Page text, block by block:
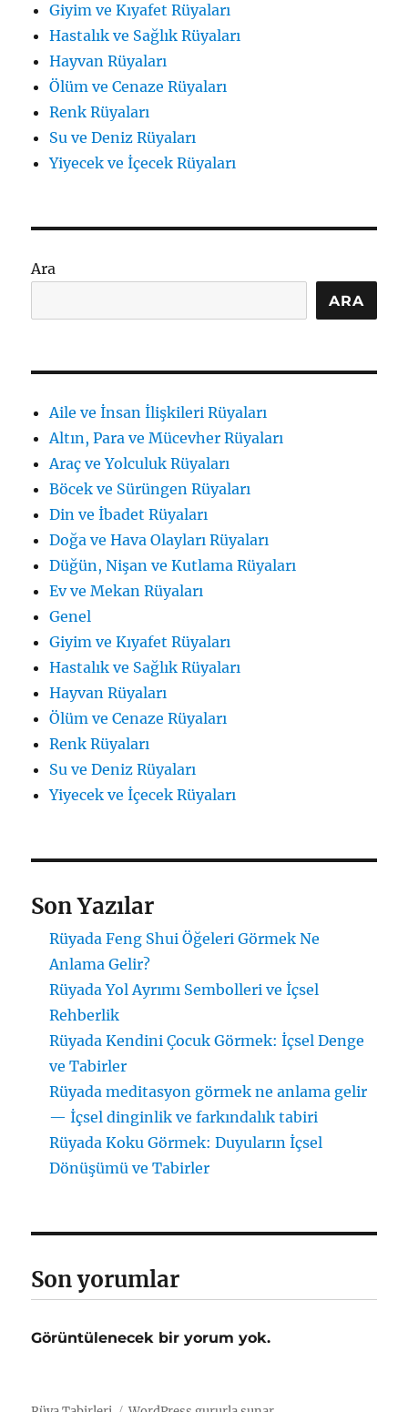
Giyim ve Kıyafet Rüyaları
Hastalık ve Sağlık Rüyaları
Hayvan Rüyaları
Ölüm ve Cenaze Rüyaları
Renk Rüyaları
Su ve Deniz Rüyaları
Yiyecek ve İçecek Rüyaları
Ara
ARA
Aile ve İnsan İlişkileri Rüyaları
Altın, Para ve Mücevher Rüyaları
Araç ve Yolculuk Rüyaları
Böcek ve Sürüngen Rüyaları
Din ve İbadet Rüyaları
Doğa ve Hava Olayları Rüyaları
Düğün, Nişan ve Kutlama Rüyaları
Ev ve Mekan Rüyaları
Genel
Giyim ve Kıyafet Rüyaları
Hastalık ve Sağlık Rüyaları
Hayvan Rüyaları
Ölüm ve Cenaze Rüyaları
Renk Rüyaları
Su ve Deniz Rüyaları
Yiyecek ve İçecek Rüyaları
Son Yazılar
Rüyada Feng Shui Öğeleri Görmek Ne
Anlama Gelir?
Rüyada Yol Ayrımı Sembolleri ve İçsel
Rehberlik
Rüyada Kendini Çocuk Görmek: İçsel Denge
ve Tabirler
Rüyada meditasyon görmek ne anlama gelir
— İçsel dinginlik ve farkındalık tabiri
Rüyada Koku Görmek: Duyuların İçsel
Dönüşümü ve Tabirler
Son yorumlar
Görüntülenecek bir yorum yok.